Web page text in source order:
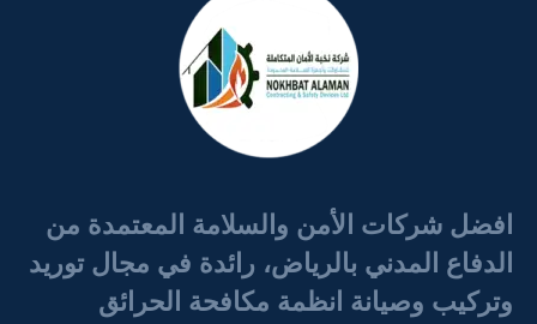
افضل شركات الأمن والسلامة المعتمدة من
الدفاع المدني بالرياض، رائدة في مجال توريد
وتركيب وصيانة انظمة مكافحة الحرائق